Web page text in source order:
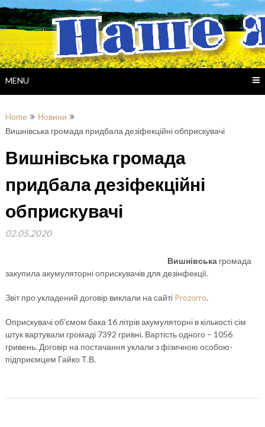
Skip
to
content
MENU
Home
Новини
Вишнівська громада придбала дезіфекційні обприскувачі
Вишнівська громада
придбала дезіфекційні
обприскувачі
02.05.2020
Вишнівська громада
закупила акумуляторні оприскувачів для дезінфекції.
Звіт про укладений договір виклали на сайті Prozorro.
Оприскувачі об’ємом бака 16 літрів акумуляторні в кількості сім
штук вартували громаді 7392 гривні. Вартість одного – 1056
гривень. Договір на постачання уклали з фізичною особою-
підприємцем Гайко Т.В.